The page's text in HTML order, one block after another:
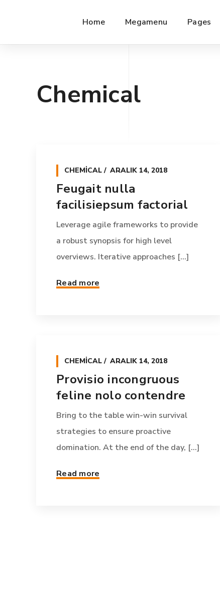
Home Megamenu Pages
Chemical
CHEMICAL ARALIK 14, 2018
Feugait nulla
facilisiepsum factorial
Leverage agile frameworks to provide
a robust synopsis for high level
overviews. Iterative approaches [...]
Read more
CHEMICAL ARALIK 14, 2018
Provisio incongruous
feline nolo contendre
Bring to the table win-win survival
strategies to ensure proactive
domination. At the end of the day, [...]
Read more